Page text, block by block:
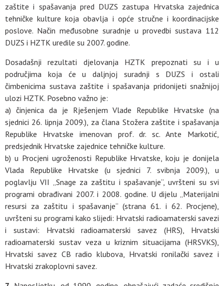
zaštite i spašavanja pred DUZS zastupa Hrvatska zajednica
tehničke kulture koja obavlja i opće stručne i koordinacijske
poslove. Način međusobne suradnje u provedbi sustava 112
DUZS i HZTK uredile su 2007. godine.
Dosadašnji rezultati djelovanja HZTK prepoznati su i u
područjima koja će u daljnjoj suradnji s DUZS i ostali
čimbenicima sustava zaštite i spašavanja pridonijeti snažnijoj
ulozi HZTK. Posebno važno je:
a) činjenica da je Rješenjem Vlade Republike Hrvatske (na
sjednici 26. lipnja 2009.), za člana Stožera zaštite i spašavanja
Republike Hrvatske imenovan prof. dr. sc. Ante Markotić,
predsjednik Hrvatske zajednice tehničke kulture.
b) u Procjeni ugroženosti Republike Hrvatske, koju je donijela
Vlada Republike Hrvatske (u sjednici 7. svibnja 2009.), u
poglavlju VII „Snage za zaštitu i spašavanje“, uvršteni su svi
programi obrađivani 2007. i 2008. godine. U dijelu „Materijalni
resursi za zaštitu i spašavanje“ (strana 61. i 62. Procjene),
uvršteni su programi kako slijedi: Hrvatski radioamaterski savezi
i sustavi: Hrvatski radioamaterski savez (HRS), Hrvatski
radioamaterski sustav veza u kriznim situacijama (HRSVKS),
Hrvatski savez CB radio klubova, Hrvatski ronilački savez i
Hrvatski zrakoplovni savez.